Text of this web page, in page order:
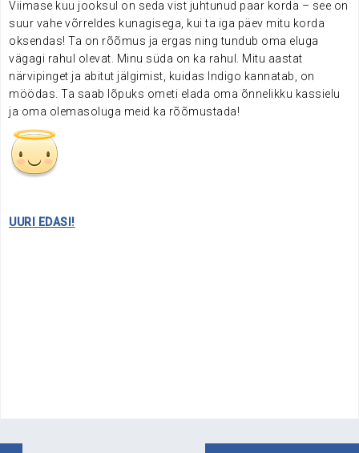
Viimase kuu jooksul on seda vist juhtunud paar korda – see on
suur vahe võrreldes kunagisega, kui ta iga päev mitu korda
oksendas! Ta on rõõmus ja ergas ning tundub oma eluga
vägagi rahul olevat. Minu süda on ka rahul. Mitu aastat
närvipinget ja abitut jälgimist, kuidas Indigo kannatab, on
möödas. Ta saab lõpuks ometi elada oma õnnelikku kassielu
ja oma olemasoluga meid ka rõõmustada!
UURI EDASI!